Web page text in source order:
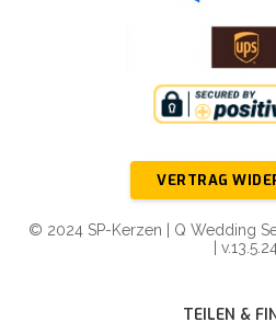
VERTRAG
© 2024 SP-Kerzen | Q Wedding
|
TEILEN &